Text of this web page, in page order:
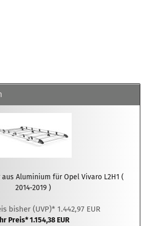
Aluminium für Opel Vivaro L2H1 (
2014-2019 )
bisher (UVP)* 1.442,97 EUR
Preis* 1.154,38 EUR